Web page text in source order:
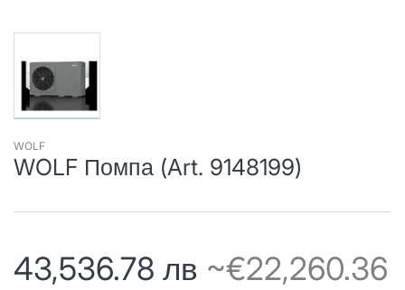
WOLF
WOLF Помпа (Art. 9148199)
43,536.78 лв ~€22,260.36